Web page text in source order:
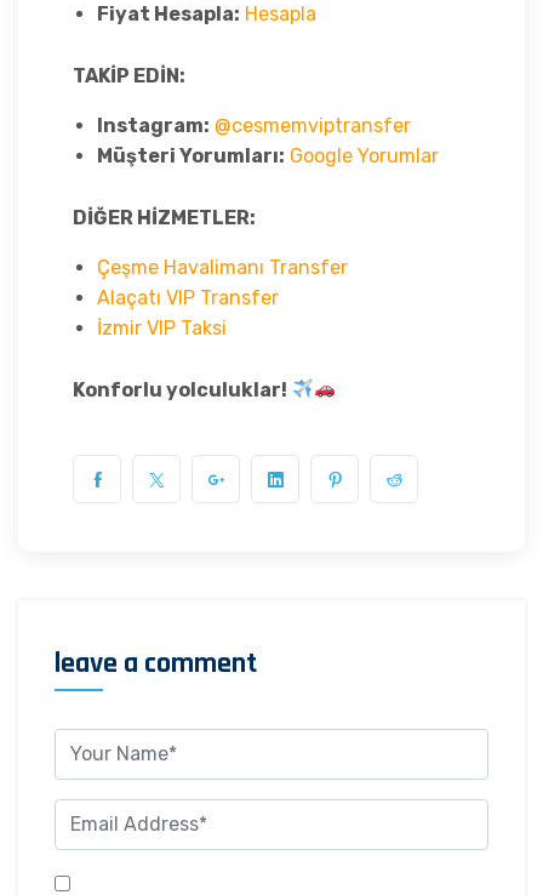
Fiyat Hesapla: Hesapla
TAKİP EDİN:
Instagram: @cesmemviptransfer
Müşteri Yorumları: Google Yorumlar
DİĞER HİZMETLER:
Çeşme Havalimanı Transfer
Alaçatı VIP Transfer
İzmir VIP Taksi
Konforlu yolculuklar!
leave a comment